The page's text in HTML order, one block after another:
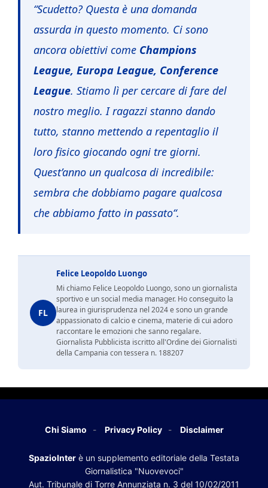
“Scudetto? Questa è una domanda
assurda in questo momento. Ci sono
ancora obiettivi come Champions
League, Europa League, Conference
League. Stiamo lì per cercare di fare del
nostro meglio. I ragazzi stanno dando
tutto, stanno mettendo a repentaglio il
loro fisico giocando ogni tre giorni.
Quest’anno un qualcosa di incredibile:
sembra che dobbiamo pagare qualcosa
che abbiamo fatto in passato“.
FL
Felice Leopoldo Luongo
Mi chiamo Felice Leopoldo Luongo, sono un giornalista
sportivo e un social media manager. Ho conseguito la
laurea in giurisprudenza nel 2024 e sono un grande
appassionato di calcio e cinema, materie di cui adoro
raccontare le emozioni che sanno regalare.
Giornalista Pubblicista iscritto all'Ordine dei Giornalisti
della Campania con tessera n. 188207
Chi Siamo Privacy Policy Disclaimer
SpazioInter è un supplemento editoriale della Testata
Giornalistica "Nuovevoci"
Aut. Tribunale di Torre Annunziata n. 3 del 10/02/2011